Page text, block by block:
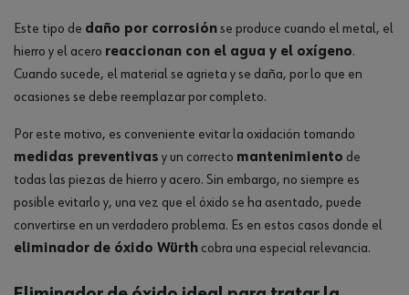
Este tipo de daño por corrosiónse produce cuando el metal, el
hierro y el acero reaccionan con el agua y el oxígeno.
Cuando sucede, el material se agrieta y se daña, por lo que en
ocasiones se debe reemplazar por completo.
Por este motivo, es conveniente evitar la oxidación tomando
medidas preventivas y un correcto mantenimiento de
todas las piezas de hierro y acero. Sin embargo, no siempre es
posible evitarlo y, una vez que el óxido se ha asentado, puede
convertirse en un verdadero problema. Es en estos casos donde el
eliminador de óxido Würth cobra una especial relevancia.